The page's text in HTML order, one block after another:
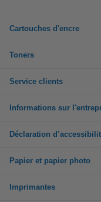
Cartouches d'encre
Toners
Service clients
Informations sur
Déclaration
Papier et papier photo
Imprimantes